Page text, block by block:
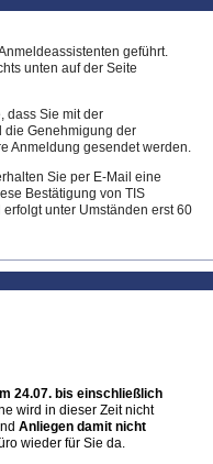
geführt.
unten auf der Seite
dass Sie mit der
die Genehmigung der
Anmeldung gesendet werden.
Sie per E-Mail eine
Bestätigung von TIS
unter Umständen erst 60
24.07. bis einschließlich
wird in dieser Zeit nicht
Anliegen damit nicht
wieder für Sie da.